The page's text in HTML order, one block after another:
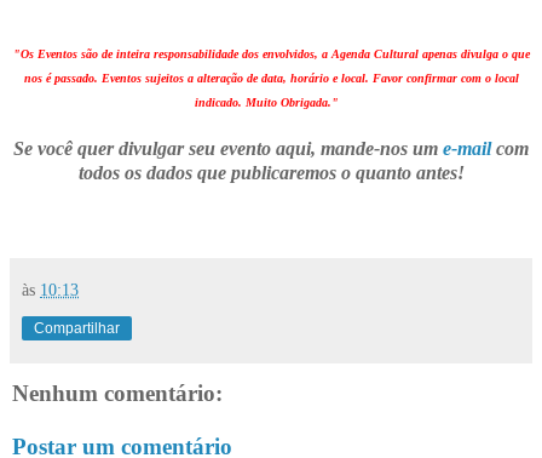
"Os Eventos são de inteira responsabilidade dos envolvidos, a Agenda Cultural apenas divulga o que
nos é passado. Eventos sujeitos a alteração de data, horário e local. Favor confirmar com o local
indicado. Muito Obrigada."
Se você quer divulgar seu evento aqui, mande-nos um e-mailcom
todos os dados que publicaremos o quanto antes!
às 10:13
Compartilhar
Nenhum comentário:
Postar um comentário